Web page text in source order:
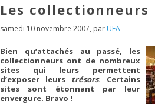
Les collectionneurs
samedi 10 novembre 2007, par UFA
Bien qu’attachés au passé, les
collectionneurs ont de nombreux
sites qui leurs permettent
d’exposer leurs trésors. Certains
sites sont étonnant par leur
envergure. Bravo !